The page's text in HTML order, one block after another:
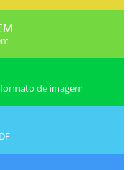
de imagem